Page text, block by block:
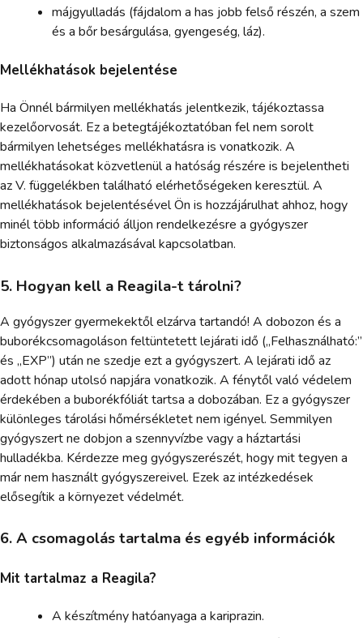
májgyulladás (fájdalom a has jobb felső részén, a szem
és a bőr besárgulása, gyengeség, láz).
Mellékhatások bejelentése
Ha Önnél bármilyen mellékhatás jelentkezik, tájékoztassa
kezelőorvosát. Ez a betegtájékoztatóban fel nem sorolt
bármilyen lehetséges mellékhatásra is vonatkozik. A
mellékhatásokat közvetlenül a hatóság részére is bejelentheti
az V. függelékben található elérhetőségeken keresztül. A
mellékhatások bejelentésével Ön is hozzájárulhat ahhoz, hogy
minél több információ álljon rendelkezésre a gyógyszer
biztonságos alkalmazásával kapcsolatban.
5. Hogyan kell a Reagila-t tárolni?
A gyógyszer gyermekektől elzárva tartandó! A dobozon és a
buborékcsomagoláson feltüntetett lejárati idő („Felhasználható:”
és „EXP”) után ne szedje ezt a gyógyszert. A lejárati idő az
adott hónap utolsó napjára vonatkozik. A fénytől való védelem
érdekében a buborékfóliát tartsa a dobozában. Ez a gyógyszer
különleges tárolási hőmérsékletet nem igényel. Semmilyen
gyógyszert ne dobjon a szennyvízbe vagy a háztartási
hulladékba. Kérdezze meg gyógyszerészét, hogy mit tegyen a
már nem használt gyógyszereivel. Ezek az intézkedések
elősegítik a környezet védelmét.
6. A csomagolás tartalma és egyéb információk
Mit tartalmaz a Reagila?
A készítmény hatóanyaga a kariprazin.